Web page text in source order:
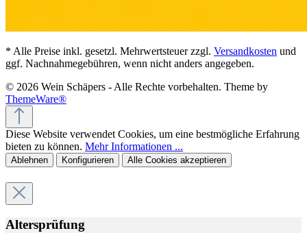
* Alle Preise inkl. gesetzl. Mehrwertsteuer zzgl. Versandkosten und
ggf. Nachnahmegebühren, wenn nicht anders angegeben.
© 2026 Wein Schäpers - Alle Rechte vorbehalten. Theme by
ThemeWare®
Diese Website verwendet Cookies, um eine bestmögliche Erfahrung
bieten zu können. Mehr Informationen ...
Ablehnen Konfigurieren Alle Cookies akzeptieren
Altersprüfung